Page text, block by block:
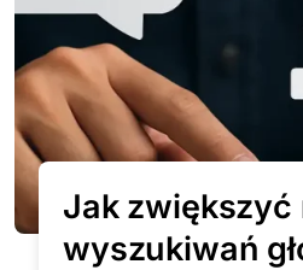
Jak zwiększyć
wyszukiwań